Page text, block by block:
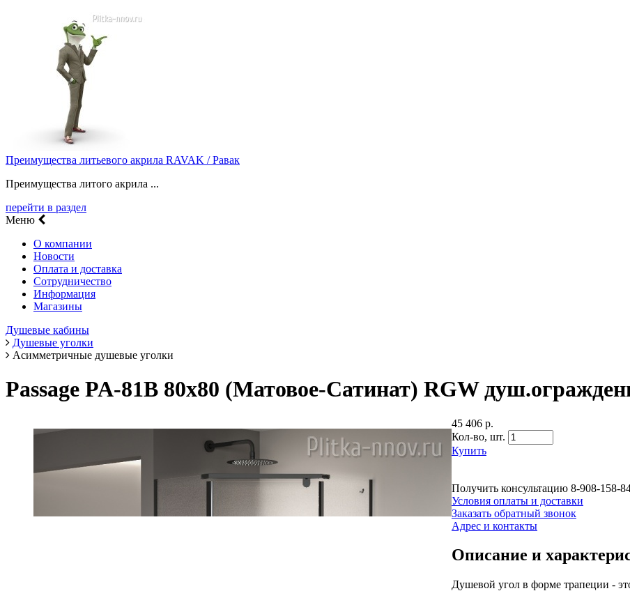
Преимущества литьевого акрила RAVAK / Равак
Преимущества литого акрила ...
перейти в раздел
Меню
О компании
Новости
Оплата и доставка
Сотрудничество
Информация
Магазины
Душевые кабины
Душевые уголки
Асимметричные душевые уголки
Passage PA-81B 80х80 (Матовое-Сатинат) RGW
45 406 р.
Кол-во, шт.
Купить
Получить консультацию 8-908-158-
Условия оплаты и доставки
Заказать обратный звонок
Адрес и контакты
Описание и
Душевой угол в форме трапеции -